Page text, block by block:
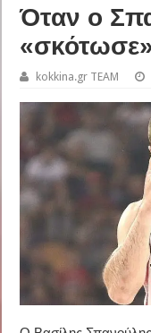
Όταν ο
kokkina.gr TEAM